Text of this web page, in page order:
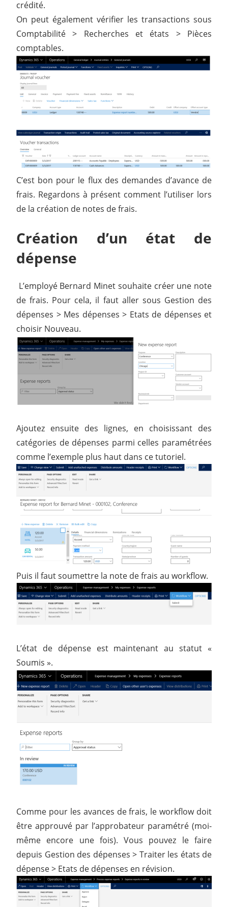
crédité.
On peut également vérifier les transactions sous
Comptabilité > Recherches et états > Pièces
comptables.
C’est bon pour le flux des demandes d’avance de
frais. Regardons à présent comment l’utiliser lors
de la création de notes de frais.
Création d’un état de
dépense
L’employé Bernard Minet souhaite créer une note
de frais. Pour cela, il faut aller sous Gestion des
dépenses > Mes dépenses > Etats de dépenses et
choisir Nouveau.
Ajoutez ensuite des lignes, en choisissant des
catégories de dépenses parmi celles paramétrées
comme l’exemple plus haut dans ce tutoriel.
Puis il faut soumettre la note de frais au workflow.
L’état de dépense est maintenant au statut «
Soumis ».
Comme pour les avances de frais, le workflow doit
être approuvé par l’approbateur paramétré (moi-
même encore une fois). Vous pouvez le faire
depuis Gestion des dépenses > Traiter les états de
dépense > Etats de dépenses en révision.